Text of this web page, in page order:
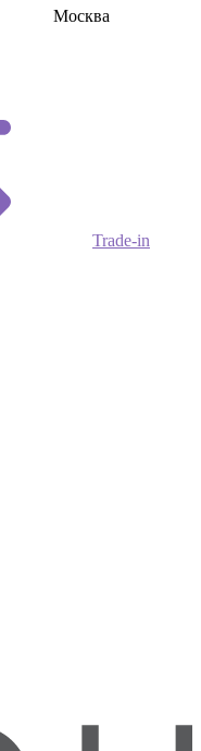
Москва
Trade-in